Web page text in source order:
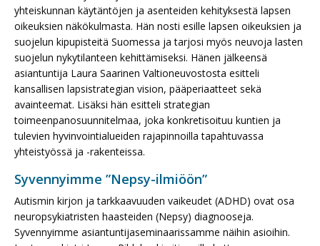
yhteiskunnan käytäntöjen ja asenteiden kehityksestä lapsen
oikeuksien näkökulmasta. Hän nosti esille lapsen oikeuksien ja
suojelun kipupisteitä Suomessa ja tarjosi myös neuvoja lasten
suojelun nykytilanteen kehittämiseksi. Hänen jälkeensä
asiantuntija Laura Saarinen Valtioneuvostosta esitteli
kansallisen lapsistrategian vision, pääperiaatteet sekä
avainteemat. Lisäksi hän esitteli strategian
toimeenpanosuunnitelmaa, joka konkretisoituu kuntien ja
tulevien hyvinvointialueiden rajapinnoilla tapahtuvassa
yhteistyössä ja -rakenteissa.
Syvennyimme ”Nepsy-ilmiöön”
Autismin kirjon ja tarkkaavuuden vaikeudet (ADHD) ovat osa
neuropsykiatristen haasteiden (Nepsy) diagnooseja.
Syvennyimme asiantuntijaseminaarissamme näihin asioihin.